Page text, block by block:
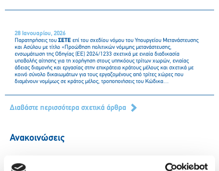
28 Ιανουαρίου, 2026
Παρατηρήσεις του ΣΕΤΕ επί του σχεδίου νόμου του Υπουργείου Μετανάστευσης
και Ασύλου με τίτλο «Προώθηση πολιτικών νόμιμης μετανάστευσης,
ενσωμάτωση της Οδηγίας (ΕΕ) 2024/1233 σχετικά με ενιαία διαδικασία
υποβολής αίτησης για τη χορήγηση στους υπηκόους τρίτων χωρών, ενιαίας
άδειας διαμονής και εργασίας στην επικράτεια κράτους μέλους και σχετικά με
κοινό σύνολο δικαιωμάτων για τους εργαζομένους από τρίτες χώρες που
διαμένουν νομίμως σε κράτος μέλος, τροποποιήσεις του Κώδικα
Διαβάστε περισσότερα σχετικά άρθρα
Ανακοινώσεις